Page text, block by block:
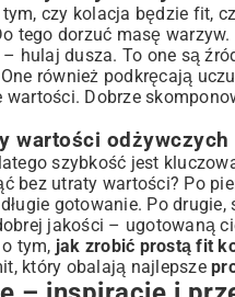
czy kolacja będzie fit,
tego dorzuć masę
hulaj dusza. To one są
również podkręcają
wartości. Dobrze
wartości odżywczych
szybkość jest
bez utraty wartości? Po
gotowanie. Po
jakości – ugotowaną
tym, jak zrobić prostą fit
który obalają najlepsze